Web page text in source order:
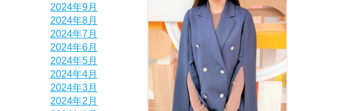
2024年9月
2024年8月
2024年7月
2024年6月
2024年5月
2024年4月
2024年3月
2024年2月